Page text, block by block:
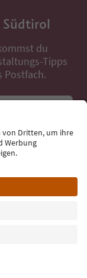
Südtirol
du
Tipps
Postfach.